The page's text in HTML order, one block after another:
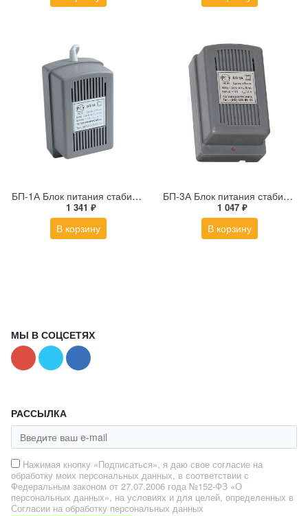
БП-1А Блок питания стабилизированный
1 341 ₽
В корзину
БП-3А Блок питания стабилизированный
1 047 ₽
В корзину
МЫ В СОЦСЕТЯХ
РАССЫЛКА
Нажимая кнопку «Подписаться», я даю свое согласие на
обработку моих персональных данных, в соответствии с
Федеральным законом от 27.07.2006 года №152-ФЗ «О
персональных данных», на условиях и для целей, определенных в
Согласии на обработку персональных данных